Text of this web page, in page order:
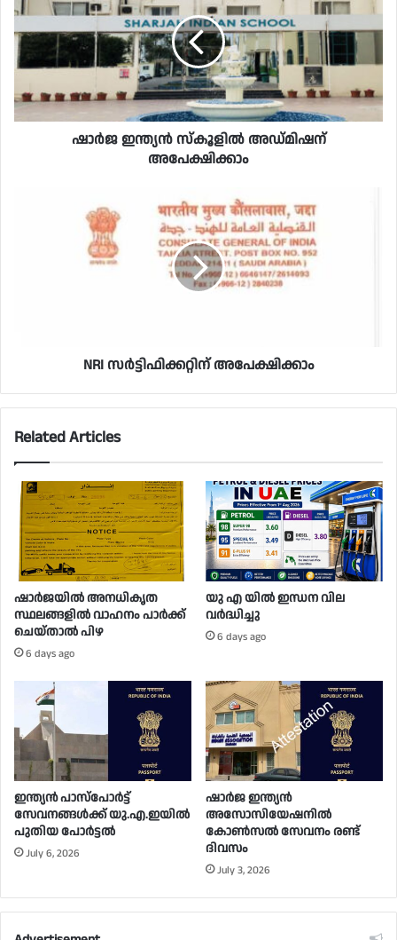
ഷാർജ ഇന്ത്യൻ സ്‌കൂളിൽ അഡ്മിഷന്
അപേക്ഷിക്കാം
NRI സർട്ടിഫിക്കറ്റിന്‌ അപേക്ഷിക്കാം
Related Articles
ഷാർജയിൽ അനധികൃത
സ്ഥലങ്ങളിൽ വാഹനം പാർക്ക്
ചെയ്താൽ പിഴ
6 days ago
യു എ യിൽ ഇന്ധന വില
വർദ്ധിച്ചു
6 days ago
ഇന്ത്യൻ പാസ്പോർട്ട്
സേവനങ്ങൾക്ക് യു.എ.ഇയിൽ
പുതിയ പോർട്ടൽ
July 6, 2026
ഷാർജ ഇന്ത്യൻ
അസോസിയേഷനിൽ
കോൺസൽ സേവനം രണ്ട്
ദിവസം
July 3, 2026